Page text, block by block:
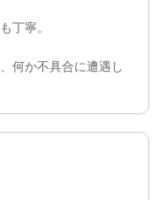
丁寧。
何か不具合に遭遇し